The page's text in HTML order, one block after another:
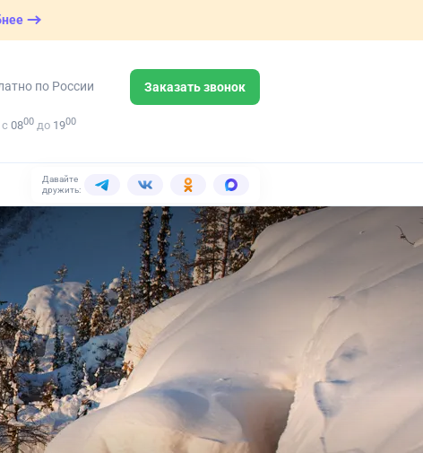
по России Заказать звонок
0800 до 1900
Давайте
дружить: